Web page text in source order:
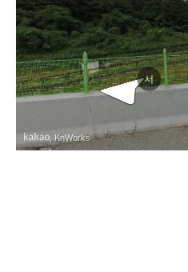
강
강
서
, KnWorks